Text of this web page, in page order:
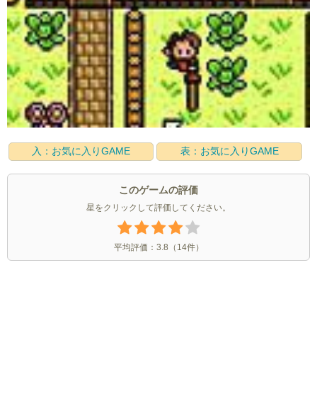
入：お気に入りGAME 表：お気に入りGAME
このゲームの評価
星をクリックして評価してください。
平均評価： 3.8 （ 14件）